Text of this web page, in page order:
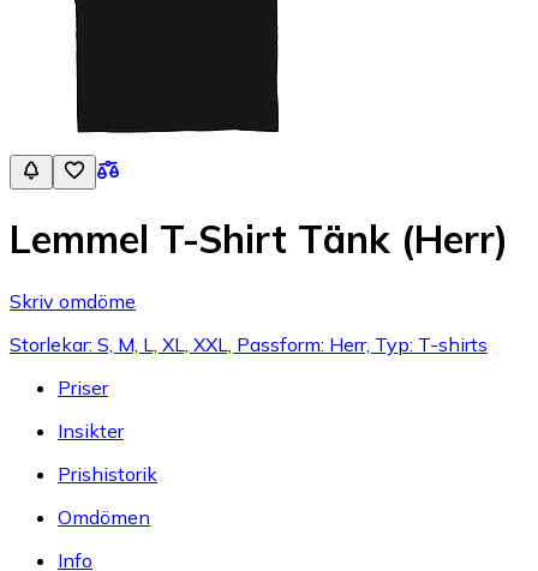
Lemmel T-Shirt Tänk (Herr)
Skriv omdöme
Storlekar: S, M, L, XL, XXL, Passform: Herr, Typ: T-shirts
Priser
Insikter
Prishistorik
Omdömen
Info